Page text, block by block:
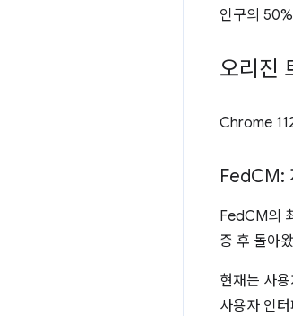
인구의
오리진
Chrome
FedCM:
FedCM의
증 후 돌아
현재는 사
사용자 인